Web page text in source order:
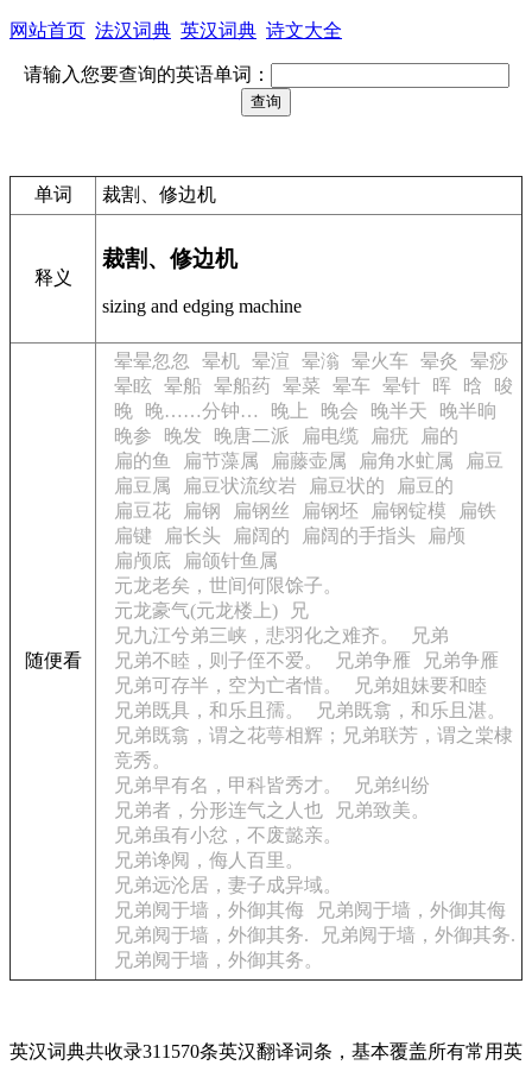
网站首页 法汉词典 英汉词典 诗文大全
请输入您要查询的英语单词：
单词 裁割、修边机
释义
裁割、修边机
sizing and edging machine
随便看
晕晕忽忽 晕机 晕渲 晕滃 晕火车 晕灸
晕痧
晕眩 晕船 晕船药 晕菜 晕车 晕针 晖 晗
晙
晚
晚……分钟… 晚上 晚会 晚半天
晚半晌
晚参
晚发 晚唐二派 扁电缆 扁疣
扁的
扁的鱼
扁节藻属 扁藤壶属 扁角水虻属
扁豆
扁豆属
扁豆状流纹岩 扁豆状的
扁豆的
扁豆花
扁钢 扁钢丝 扁钢坯 扁钢锭模
扁铁
扁键
扁长头 扁阔的 扁阔的手指头
扁颅
扁颅底
扁颌针鱼属
元龙老矣，世间何限馀子。
元龙豪气(元龙楼上)
兄
兄九江兮弟三峡，悲羽化之难齐。
兄弟
兄弟不睦，则子侄不爱。
兄弟争雁
兄弟争雁
兄弟可存半，空为亡者惜。
兄弟姐妹要和睦
兄弟既具，和乐且孺。
兄弟既翕，和乐且湛。
兄弟既翕，谓之花萼相辉；兄弟联芳，谓之棠棣
竞秀。
兄弟早有名，甲科皆秀才。
兄弟纠纷
兄弟者，分形连气之人也
兄弟致美。
兄弟虽有小忿，不废懿亲。
兄弟谗阋，侮人百里。
兄弟远沦居，妻子成异域。
兄弟阋于墙，外御其侮
兄弟阋于墙，外御其侮
兄弟阋于墙，外御其务.
兄弟阋于墙，外御其务.
兄弟阋于墙，外御其务。
英汉词典共收录311570条英汉翻译词条，基本覆盖所有常用英